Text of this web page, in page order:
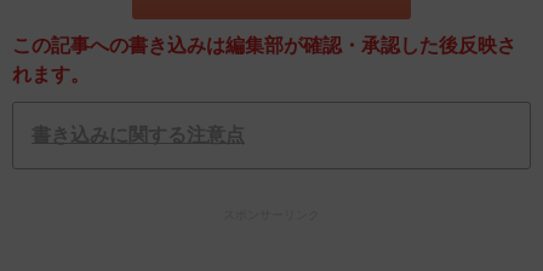
この記事への書き込みは編集部が確認・承認した後反映さ
れます。
書き込みに関する注意点